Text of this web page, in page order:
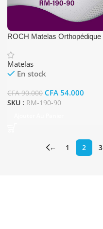
ROCH Matelas Orthopédique
Matelas
En stock
CFA90.000 CFA 54.000
SKU : RM-190-90
← 1 2 3